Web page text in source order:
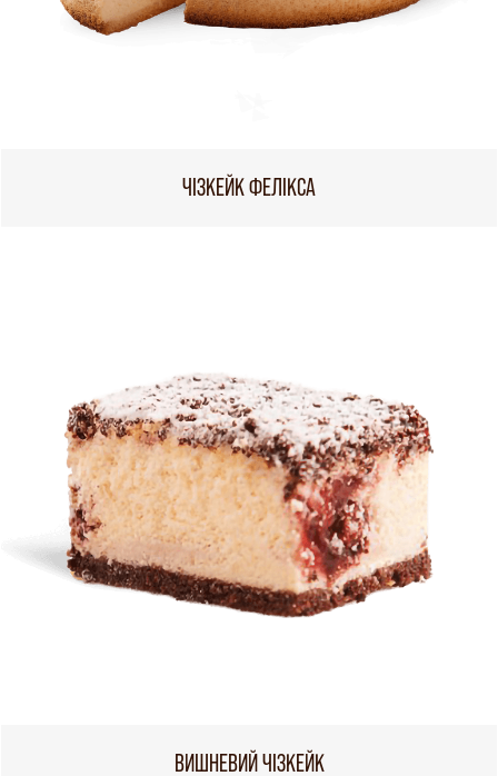
ЧІЗКЕЙК ФЕЛІКСА
ВИШНЕВИЙ ЧІЗКЕЙК